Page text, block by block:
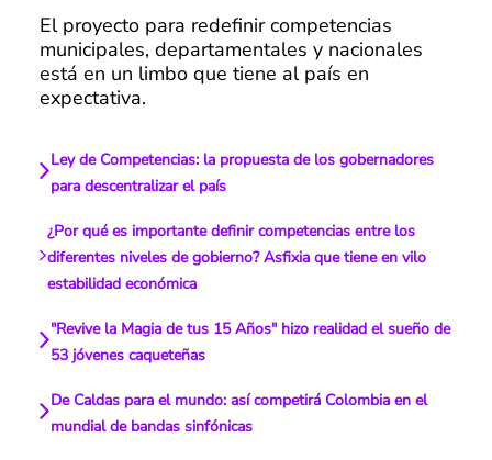
El proyecto para redefinir competencias
municipales, departamentales y nacionales
está en un limbo que tiene al país en
expectativa.
Ley de Competencias: la propuesta de los gobernadores
para descentralizar el país
¿Por qué es importante definir competencias entre los
diferentes niveles de gobierno? Asfixia que tiene en vilo
estabilidad económica
"Revive la Magia de tus 15 Años" hizo realidad el sueño de
53 jóvenes caqueteñas
De Caldas para el mundo: así competirá Colombia en el
mundial de bandas sinfónicas